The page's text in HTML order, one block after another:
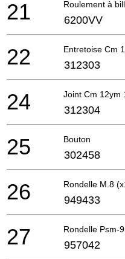
Roulement à
21 6200VV
Entretoise Cm
22 312303
Joint Cm 12ym
24 312304
Bouton
25 302458
Rondelle M.8
26 949433
Rondelle Psm-
27 957042